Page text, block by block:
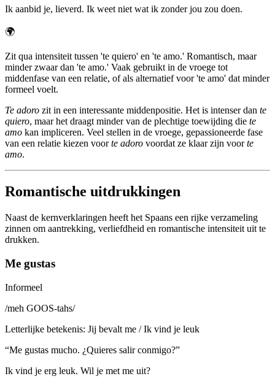
Ik aanbid je, lieverd. Ik weet niet wat ik zonder jou zou doen.
🌍
Zit qua intensiteit tussen 'te quiero' en 'te amo.' Romantisch, maar
minder zwaar dan 'te amo.' Vaak gebruikt in de vroege tot
middenfase van een relatie, of als alternatief voor 'te amo' dat minder
formeel voelt.
Te adoro zit in een interessante middenpositie. Het is intenser dan te
quiero, maar het draagt minder van de plechtige toewijding die te
amo kan impliceren. Veel stellen in de vroege, gepassioneerde fase
van een relatie kiezen voorte adoro voordat ze klaar zijn voorte
amo.
Romantische uitdrukkingen
Naast de kernverklaringen heeft het Spaans een rijke verzameling
zinnen om aantrekking, verliefdheid en romantische intensiteit uit te
drukken.
Me gustas
Informeel
/meh GOOS-tahs/
Letterlijke betekenis: Jij bevalt me / Ik vind je leuk
“Me gustas mucho. ¿Quieres salir conmigo?”
Ik vind je erg leuk. Wil je met me uit?